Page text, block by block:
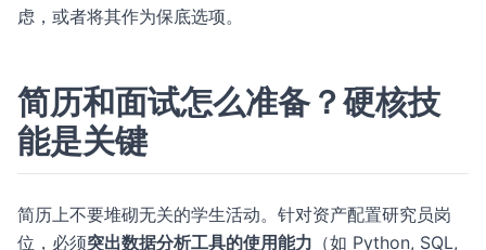
虑，或者将其作为保底选项。
简历和面试怎么准备？硬核技
能是关键
简历上不要堆砌无关的学生活动。针对资产配置研究员岗
位，必须突出数据分析工具的使用能力 （如 Python, SQL,